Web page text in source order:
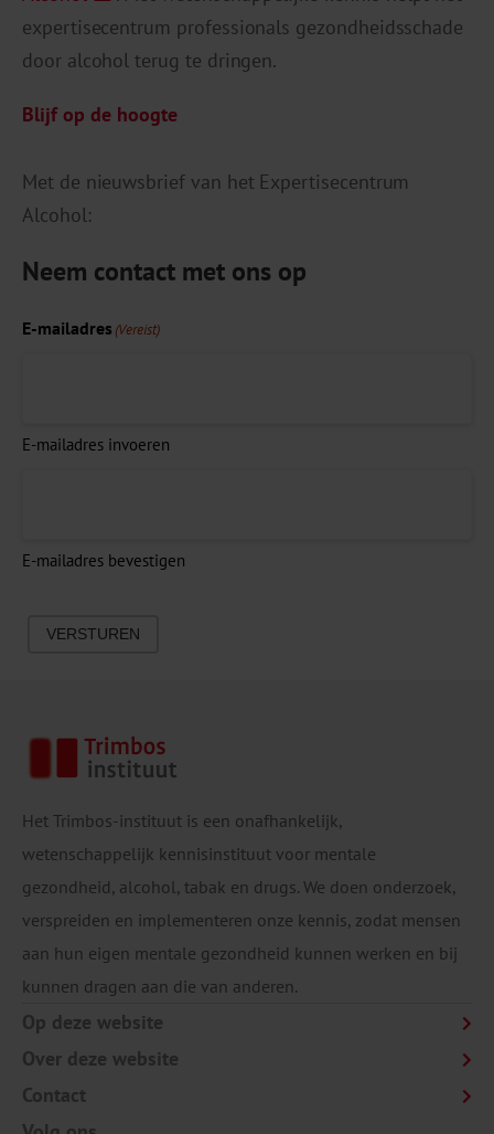
expertisecentrum professionals gezondheidsschade
door alcohol terug te dringen.
Blijf op de hoogte
Met de nieuwsbrief van het Expertisecentrum
Alcohol:
Neem contact met ons op
E-mailadres (Vereist)
E-mailadres invoeren
E-mailadres bevestigen
VERSTUREN
Het Trimbos-instituut is een onafhankelijk,
wetenschappelijk kennisinstituut voor mentale
gezondheid, alcohol, tabak en drugs. We doen onderzoek,
verspreiden en implementeren onze kennis, zodat mensen
aan hun eigen mentale gezondheid kunnen werken en bij
kunnen dragen aan die van anderen.
Op deze website
Over deze website
Contact